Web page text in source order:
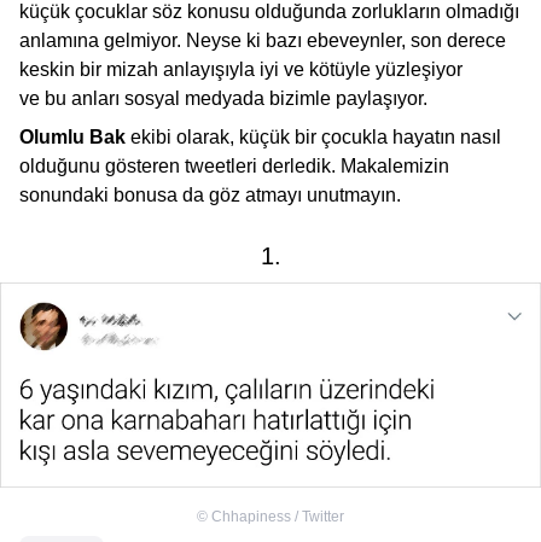
küçük çocuklar söz konusu olduğunda zorlukların olmadığı
anlamına gelmiyor. Neyse ki bazı ebeveynler, son derece
keskin bir mizah anlayışıyla iyi ve kötüyle yüzleşiyor
ve bu anları sosyal medyada bizimle paylaşıyor.
Olumlu Bak ekibi olarak, küçük bir çocukla hayatın nasıl
olduğunu gösteren tweetleri derledik. Makalemizin
sonundaki bonusa da göz atmayı unutmayın.
1.
© Chhapiness / Twitter